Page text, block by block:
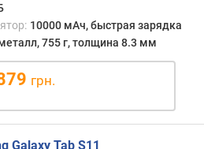
10000 мАч, быстрая зарядка
755 г, толщина 8.3 мм
грн.
Galaxy Tab S11